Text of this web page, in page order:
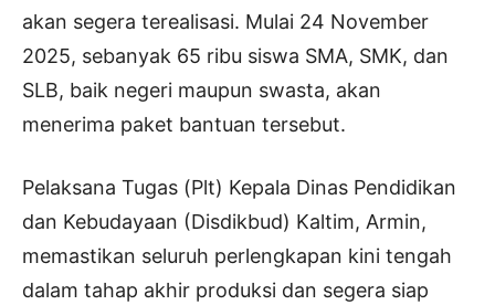
akan segera terealisasi. Mulai 24 November
2025, sebanyak 65 ribu siswa SMA, SMK, dan
SLB, baik negeri maupun swasta, akan
menerima paket bantuan tersebut.
Pelaksana Tugas (Plt) Kepala Dinas Pendidikan
dan Kebudayaan (Disdikbud) Kaltim, Armin,
memastikan seluruh perlengkapan kini tengah
dalam tahap akhir produksi dan segera siap